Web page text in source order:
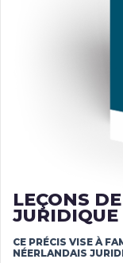
LEÇONS
JURIDIQUE
CE PRÉCIS VISE À
NÉERLANDAIS